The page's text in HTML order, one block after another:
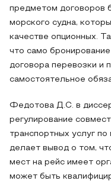
предметом договоров
морского судна,
качестве опционных.
что само
договора перевозки и
самостоятельное
Федотова Д.С. в
регулирование
транспортных услуг
делает вывод о том,
мест на рейс имеет
может быть